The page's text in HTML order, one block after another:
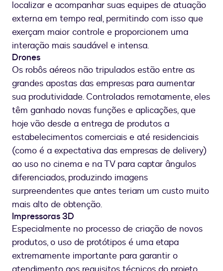
localizar e acompanhar suas equipes de atuação
externa em tempo real, permitindo com isso que
exerçam maior controle e proporcionem uma
interação mais saudável e intensa.
Drones
Os robôs aéreos não tripulados estão entre as
grandes apostas das empresas para aumentar
sua produtividade. Controlados remotamente, eles
têm ganhado novas funções e aplicações, que
hoje vão desde a entrega de produtos a
estabelecimentos comerciais e até residenciais
(como é a expectativa das empresas de delivery)
ao uso no cinema e na TV para captar ângulos
diferenciados, produzindo imagens
surpreendentes que antes teriam um custo muito
mais alto de obtenção.
Impressoras 3D
Especialmente no processo de criação de novos
produtos, o uso de protótipos é uma etapa
extremamente importante para garantir o